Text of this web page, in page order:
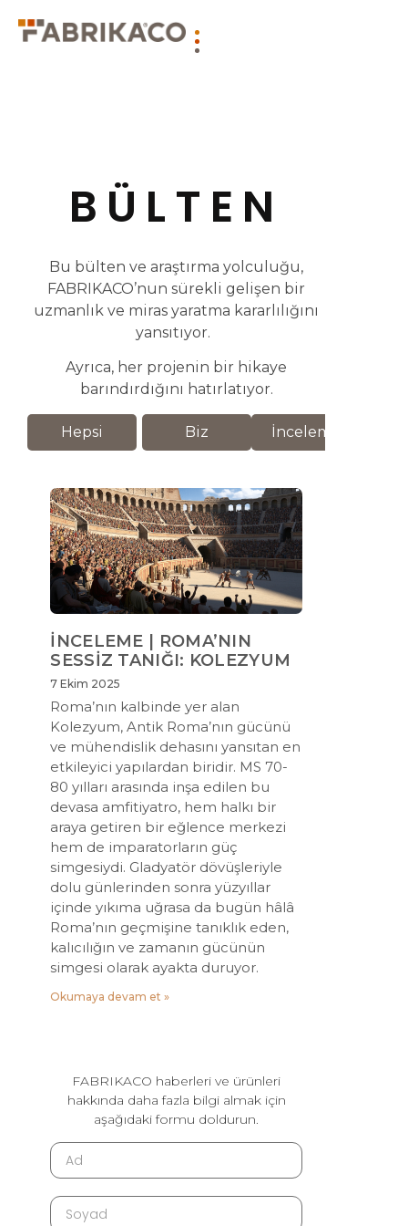
BÜLTEN
Bu bülten ve araştırma yolculuğu,
FABRIKACO’nun sürekli gelişen bir
uzmanlık ve miras yaratma kararlılığını
yansıtıyor.
Ayrıca, her projenin bir hikaye
barındırdığını hatırlatıyor.
Hepsi Biz İnceleme
İNCELEME | ROMA’NIN
SESSİZ TANIĞI: KOLEZYUM
7 Ekim 2025
Roma’nın kalbinde yer alan
Kolezyum, Antik Roma’nın gücünü
ve mühendislik dehasını yansıtan en
etkileyici yapılardan biridir. MS 70-
80 yılları arasında inşa edilen bu
devasa amfitiyatro, hem halkı bir
araya getiren bir eğlence merkezi
hem de imparatorların güç
simgesiydi. Gladyatör dövüşleriyle
dolu günlerinden sonra yüzyıllar
içinde yıkıma uğrasa da bugün hâlâ
Roma’nın geçmişine tanıklık eden,
kalıcılığın ve zamanın gücünün
simgesi olarak ayakta duruyor.
Okumaya devam et »
FABRIKACO haberleri ve ürünleri
hakkında daha fazla bilgi almak için
aşağıdaki formu doldurun.